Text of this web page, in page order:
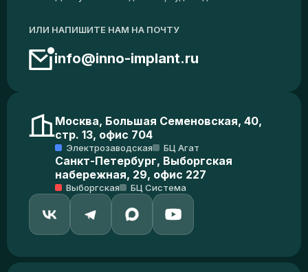
ИЛИ НАПИШИТЕ НАМ НА ПОЧТУ
info@inno-implant.ru
Москва, Большая Семеновская, 40,
стр. 13, офис 704
Электрозаводская БЦ Агат
Санкт-Петербург, Выборгская
набережная, 29, офис 227
Выборгская БЦ Система